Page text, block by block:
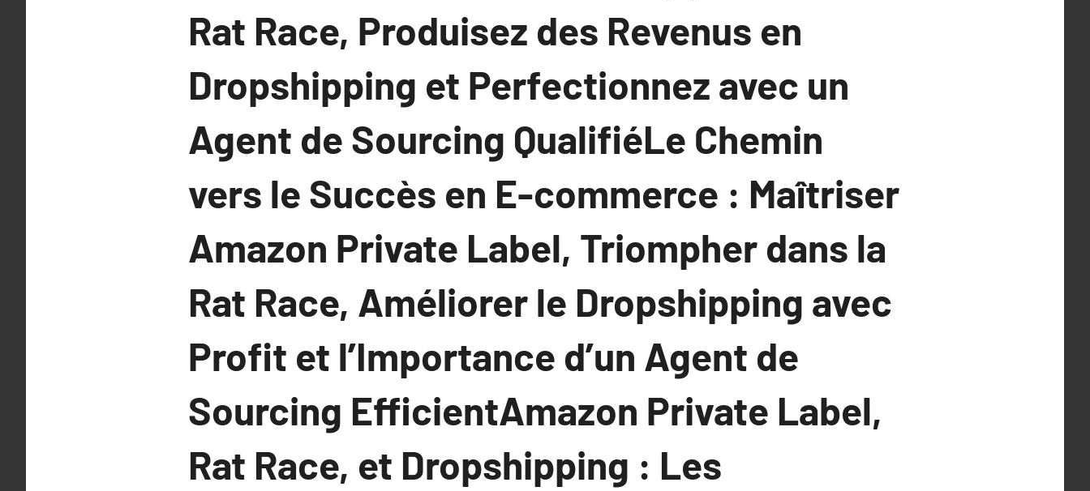
Rat Race, Produisez des Revenus en
Dropshipping et Perfectionnez avec un
Agent de Sourcing QualifiéLe Chemin
vers le Succès en E-commerce : Maîtriser
Amazon Private Label, Triompher dans la
Rat Race, Améliorer le Dropshipping avec
Profit et l’Importance d’un Agent de
Sourcing EfficientAmazon Private Label,
Rat Race, et Dropshipping : Les